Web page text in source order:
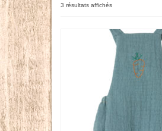
3 résultats affichésTrié
plus
récent
au
plus
ancien